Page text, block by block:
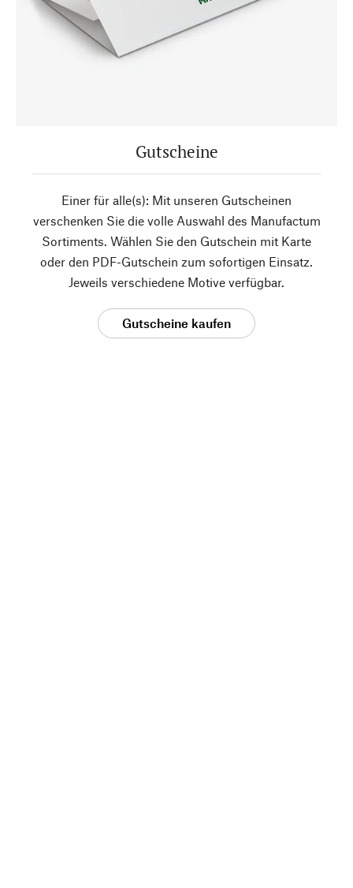
Gutscheine
Einer für alle(s): Mit unseren Gutscheinen
verschenken Sie die volle Auswahl des Manufactum
Sortiments. Wählen Sie den Gutschein mit Karte
oder den PDF-Gutschein zum sofortigen Einsatz.
Jeweils verschiedene Motive verfügbar.
Gutscheine kaufen